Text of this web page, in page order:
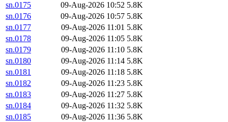
sn.0175
09-Aug-2026 10:52 5.8K
sn.0176
09-Aug-2026 10:57 5.8K
sn.0177
09-Aug-2026 11:01 5.8K
sn.0178
09-Aug-2026 11:05 5.8K
sn.0179
09-Aug-2026 11:10 5.8K
sn.0180
09-Aug-2026 11:14 5.8K
sn.0181
09-Aug-2026 11:18 5.8K
sn.0182
09-Aug-2026 11:23 5.8K
sn.0183
09-Aug-2026 11:27 5.8K
sn.0184
09-Aug-2026 11:32 5.8K
sn.0185
09-Aug-2026 11:36 5.8K